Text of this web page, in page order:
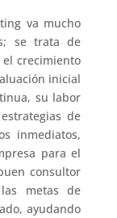
va mucho
se trata de
crecimiento
inicial
su labor
de
inmediatos,
para el
consultor
metas de
ayudando